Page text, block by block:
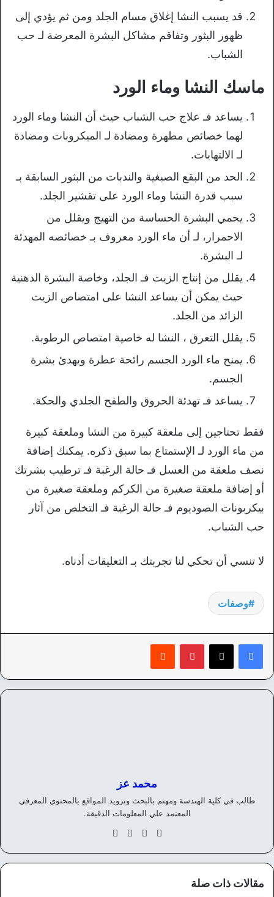
قد يسبب النشا إغلاق مسام الجلد ومن ثم يؤدي إلى
ظهور البثور وتفاقم مشاكل البشرة المعرضة لـ حب
الشباب.
ماسك النشا وماء الورد
يساعد فـ علاج حب الشباب حيث أن النشا وماء الورد
لهما خصائص مطهرة ومضادة لـ الميكروبات ومضادة
لـ الالتهابات.
الحد من البقع الصبغية والندبات من البثور السابقة بـ
سبب قدرة النشا وماء الورد على تقشير الجلد.
يحمي البشرة الحساسة من التهيج ويقلل من
الاحمرار، لـ أن ماء الورد معروف بـ خصائصه المهدئة
لـ البشرة.
يقلل من إنتاج الزيت فـ الجلد، وخاصة البشرة الدهنية
حيث يمكن أن يساعد النشا على امتصاص الزيت
الزائد من الجلد.
يقلل التعرق ، النشا له خاصية امتصاص الرطوبة.
يمنح ماء الورد الجسم رائحة عطرة ويهدئ بشرة
الجسم.
يساعد فـ تهدئة الحروق والطفح الجلدي والحكة.
فقط تحتاجين إلى ملعقة كبيرة من النشا وملعقة كبيرة
من ماء الورد لـ الإستمتاع بما سبق ذكره. يمكنك إضافة
نصف ملعقة من العسل فـ حالة الرغبة فـ ترطيب بشرتك
أو إضافة ملعقة صغيرة من الكركم وملعقة صغيرة من
بيكربونات الصوديوم فـ حالة الرغبة فـ التخلص من آثار
حب الشباب.
لا تنسي أن تحكي لنا تجربتك بـ التعليقات أدناه.
وصفات
بينتيريست
محمد عز
طالب في كلية الهندسة ومهتم بالبحث وتزويد المواقع بالمحتوي المعرفي
المعتمد علي المعلومات الدقيقة.
موق
الوي
في
وك
‫X
ام
مقالات ذات صلة